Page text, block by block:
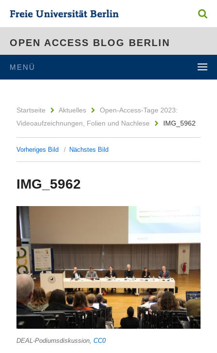
OPEN ACCESS BLOG BERLIN
MENÜ
Startseite Aktuelles
Open-Access-Tage 2023:
Videoaufzeichnungen, Folien und Nachlese
IMG_5962
Vorheriges Bild Nächstes Bild
IMG_5962
DEAL-Podiumsdiskussion,CC0